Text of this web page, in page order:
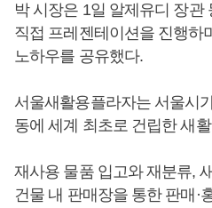
박 시장은 1일 알제유디 장관
직접 프레젠테이션을 진행하
노하우를 공유했다.
서울새활용플라자는 서울시
동에 세계 최초로 건립한 새
재사용 물품 입고와 재분류,
건물 내 판매장을 통한 판매·